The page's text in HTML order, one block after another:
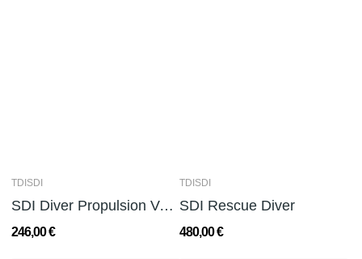
TDISDI
SDI Diver Propulsion Vehicle Diver
246,00 €
TDISDI
SDI Rescue Diver
480,00 €